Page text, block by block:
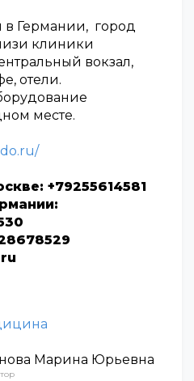
Германии, город
клиники
вокзал,
отели.
месте.
+79255614581
Марина Юрьевна